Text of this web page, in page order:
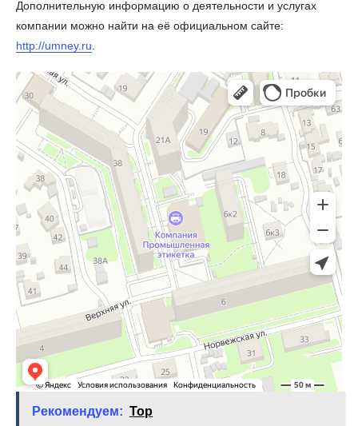
Дополнительную информацию о деятельности и услугах
компании можно найти на её официальном сайте:
http://umney.ru
Рекомендуем: Top